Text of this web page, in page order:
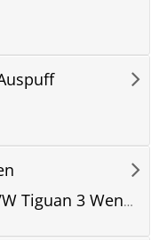
VW Tiguan 3 Fahrwerk; VW Tiguan 3 Wendekreis; VW Tiguan 3 Radstand